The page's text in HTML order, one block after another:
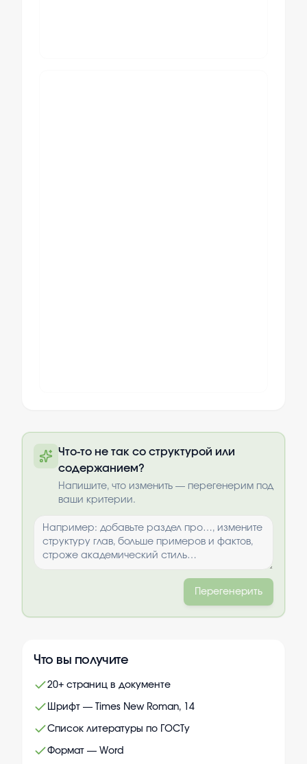
оплаты
Что-то не так со структурой или
содержанием?
Напишите, что изменить — перегенерим под
ваши критерии.
Перегенерить
Что вы получите
20+ страниц в документе
Шрифт — Times New Roman, 14
Список литературы по ГОСТу
Формат — Word